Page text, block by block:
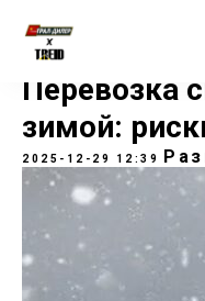
Перевозка
зимой:
2025-12-29 12:39